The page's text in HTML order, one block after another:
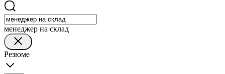
менеджер на склад
Резюме